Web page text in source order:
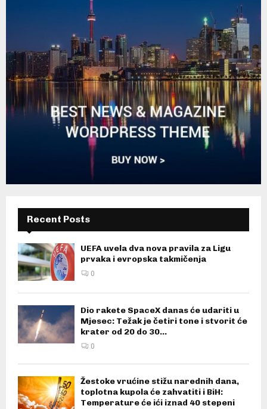
Recent Posts
UEFA uvela dva nova pravila za Ligu
prvaka i evropska takmičenja
0
Dio rakete SpaceX danas će udariti u
Mjesec: Težak je četiri tone i stvorit će
krater od 20 do 30...
0
Žestoke vrućine stižu narednih dana,
toplotna kupola će zahvatiti i BiH:
Temperature će ići iznad 40 stepeni